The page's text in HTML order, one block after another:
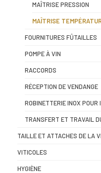
MAÎTRISE PRESSION
MAÎTRISE
FOURNITURES FÛTAILLES
POMPE À VIN
RACCORDS
RÉCEPTION DE VENDANGE
ROBINETTERIE INOX
TRANSFERT ET TRAVAIL
TAILLE ET ATTACHES DE LA
VITICOLES
HYGIÈNE